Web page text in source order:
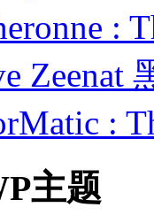
:
Zeenat
:
主题